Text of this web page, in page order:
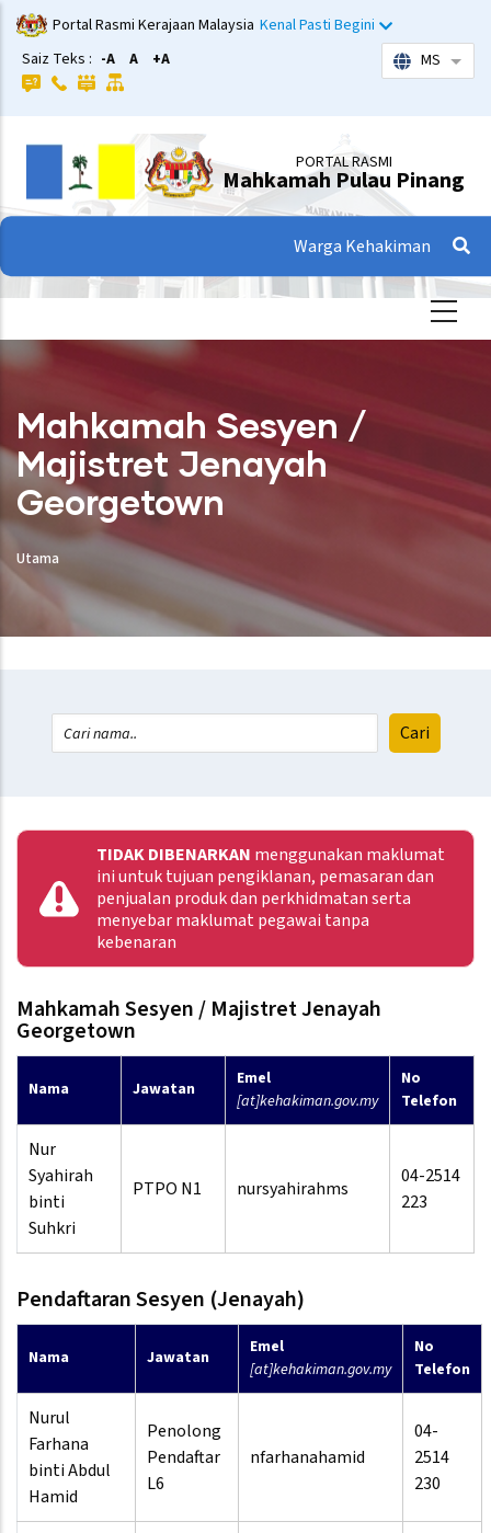
Langkau
ke
kandungan
utama
Portal Rasmi Kerajaan Malaysia Kenal Pasti Begini
Saiz Teks : -A A +A MS
PORTAL RASMI
Mahkamah Pulau Pinang
Warga Kehakiman
Mahkamah Sesyen /
Majistret Jenayah
Georgetown
Utama
TIDAK DIBENARKAN menggunakan maklumat
ini untuk tujuan pengiklanan, pemasaran dan
penjualan produk dan perkhidmatan serta
menyebar maklumat pegawai tanpa
kebenaran
Mahkamah Sesyen / Majistret Jenayah
Georgetown
Nama Jawatan
Emel
[at]kehakiman.gov.my
No
Telefon
Nur
Syahirah
binti
Suhkri
PTPO N1 nursyahirahms
04-2514
223
Pendaftaran Sesyen (Jenayah)
Nama Jawatan
Emel
[at]kehakiman.gov.my
No
Telefon
Nurul
Farhana
binti Abdul
Hamid
Penolong
Pendaftar
L6
nfarhanahamid
04-
2514
230